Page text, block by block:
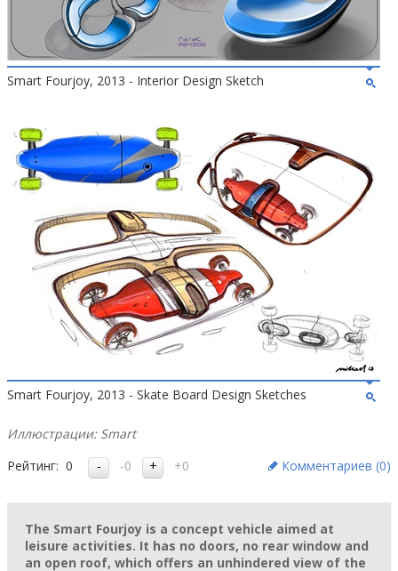
Smart Fourjoy, 2013 - Interior Design Sketch
Smart Fourjoy, 2013 - Skate Board Design Sketches
Иллюстрации: Smart
Рейтинг: 0 -0 +0 Комментариев (0)
The Smart Fourjoy is a concept vehicle aimed at
leisure activities. It has no doors, no rear window and
an open roof, which offers an unhindered view of the